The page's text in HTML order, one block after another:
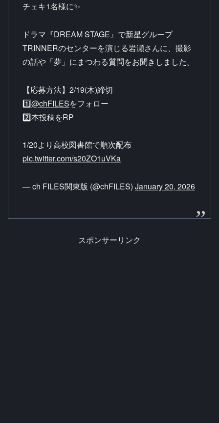
チェキ1名様に✨
ドラマ『DREAM STAGE』で新星グループ
TRINNERのセンターを演じる岩瀬さんに、撮影
の話や「夢」にまつわる質問をお聞きしました。
【応募方法】2/19(木)締切
1️⃣@chFILESをフォロー
2️⃣本投稿をRP
1/20より高校図書館で順次配布
pic.twitter.com/s20ZO1uVKa
— ch FILES関東版 (@chFILES) January 20, 2026
スポンサーリンク